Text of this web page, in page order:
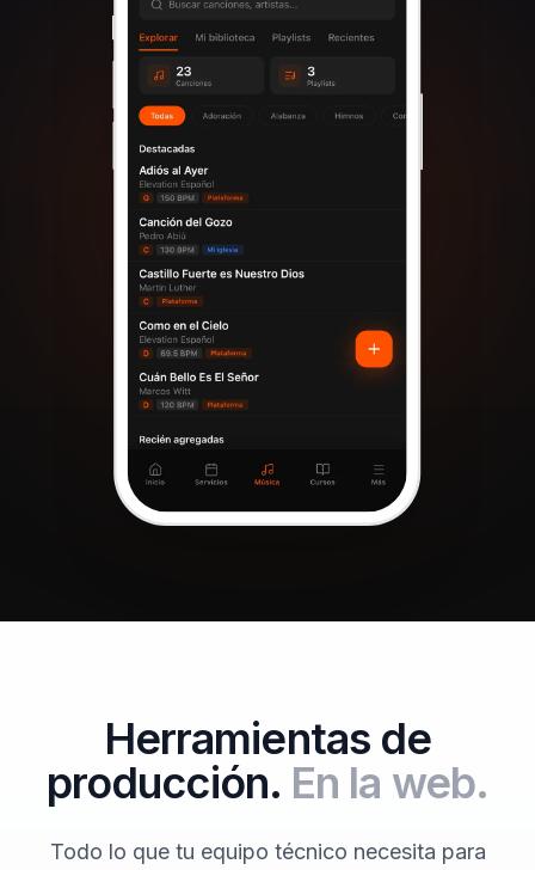
Herramientas de
producción. En la web.
Todo lo que tu equipo técnico necesita para